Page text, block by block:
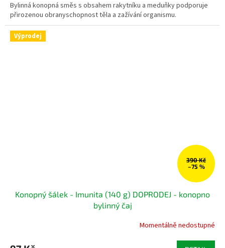
Bylinná konopná směs s obsahem rakytníku a meduňky podporuje
přirozenou obranyschopnost těla a zažívání organismu.
Výprodej
390 Kč
–75 %
Konopný šálek - Imunita (140 g) DOPRODEJ - konopno
bylinný čaj
Momentálně nedostupné